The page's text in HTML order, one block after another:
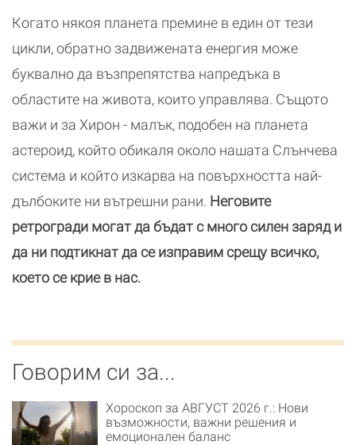
Когато някоя планета премине в един от тези
цикли, обратно задвижената енергия може
буквално да възпрепятства напредъка в
областите на живота, които управлява. Същото
важи и за Хирон - малък, подобен на планета
астероид, който обикаля около нашата Слънчева
система и който изкарва на повърхността най-
дълбоките ни вътрешни рани. Неговите
ретрогради могат да бъдат с много силен заряд и
да ни подтикнат да се изправим срещу всичко,
което се крие в нас.
Говорим си за...
Хороскоп за АВГУСТ 2026 г.: Нови
възможности, важни решения и
емоционален баланс